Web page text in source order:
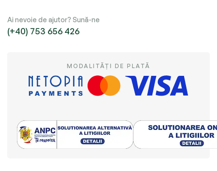
Ai nevoie de ajutor? Sună-ne
(+40) 753 656 426
MODALITĂȚI DE PLATĂ